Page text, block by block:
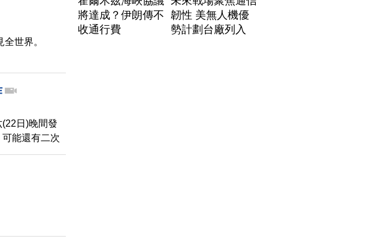
世界。
日)晚間發
能還有二次
甚至誤判，
他們沒有針
，也已經7年
將達成？伊朗傳不
收通行費
韌性 美無人機優
勢計劃台廠列入